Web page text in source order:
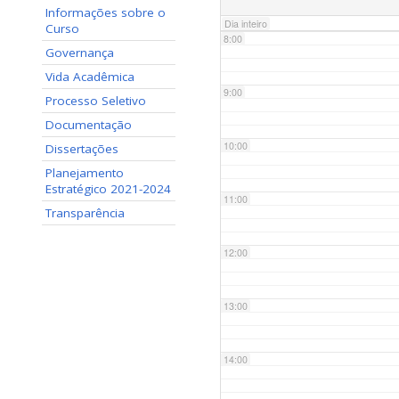
Informações sobre o
Curso
Governança
Vida Acadêmica
Processo Seletivo
Documentação
Dissertações
Planejamento
Estratégico 2021-2024
Transparência
Dia inteiro
8:00
9:00
10:00
11:00
12:00
13:00
14:00